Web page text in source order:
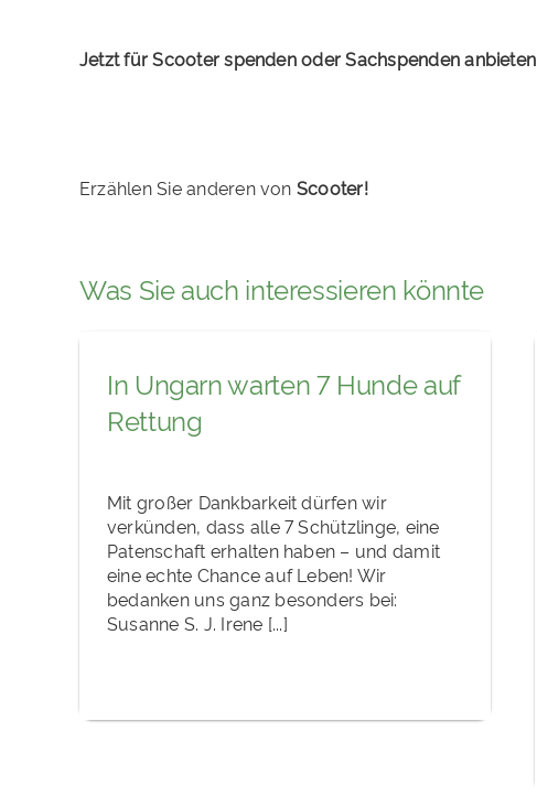
Jetzt für Scooter spenden oder Sachspenden anbieten
Erzählen Sie anderen von Scooter!
Was Sie auch interessieren könnte
In Ungarn warten 7 Hunde auf
Rettung
Mit großer Dankbarkeit dürfen wir
verkünden, dass alle 7 Schützlinge, eine
Patenschaft erhalten haben – und damit
eine echte Chance auf Leben! Wir
bedanken uns ganz besonders bei:
Susanne S. J. Irene [...]